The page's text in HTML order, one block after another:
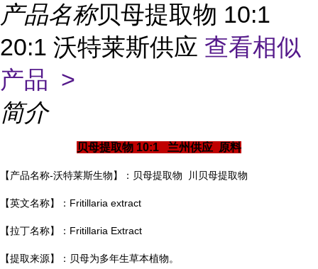
产品名称贝母提取物 10:1
20:1 沃特莱斯供应 查看相似
产品 >
简介
贝母提取物 10:1 兰州供应 原料
【产品名称-沃特莱斯生物】：贝母提取物 川贝母提取物
【英文名称】：Fritillaria extract
【拉丁名称】：Fritillaria Extract
【提取来源】：贝母为多年生草本植物。